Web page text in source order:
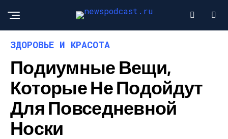
ЗДОРОВЬЕ И КРАСОТА
Подиумные Вещи,
Которые Не Подойдут
Для Повседневной
Носки